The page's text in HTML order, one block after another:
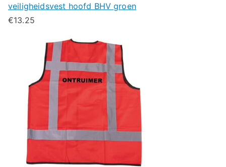
veiligheidsvest hoofd BHV groen
€13.25